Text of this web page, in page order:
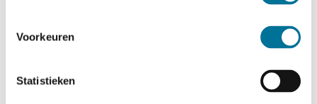
Voorkeuren
Statistieken
professionele cultuur
Onderbouwde besluitvorming met data‑analyse en